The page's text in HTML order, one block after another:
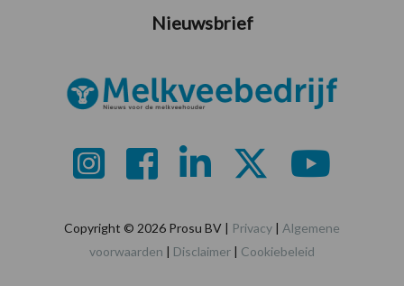
Nieuwsbrief
Copyright © 2026 Prosu BV | Privacy | Algemene
voorwaarden | Disclaimer | Cookiebeleid